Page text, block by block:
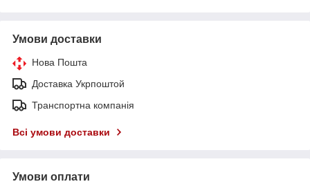
Умови доставки
Нова Пошта
Доставка Укрпоштой
Транспортна компанія
Всі умови доставки
Умови оплати